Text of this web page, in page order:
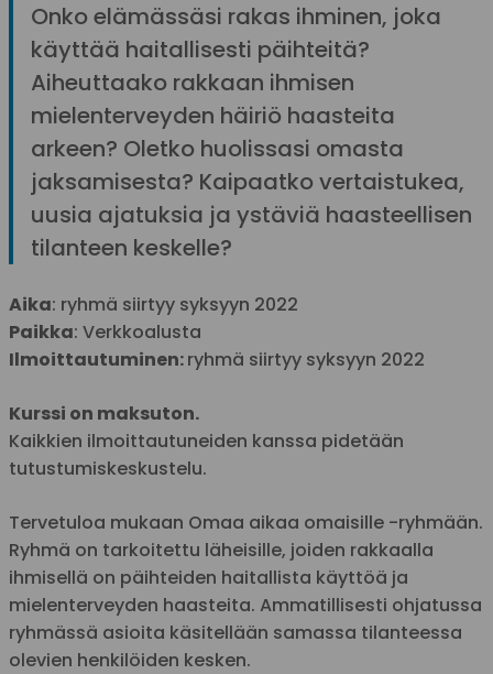
Onko elämässäsi rakas ihminen, joka
käyttää haitallisesti päihteitä?
Aiheuttaako rakkaan ihmisen
mielenterveyden häiriö haasteita
arkeen? Oletko huolissasi omasta
jaksamisesta? Kaipaatko vertaistukea,
uusia ajatuksia ja ystäviä haasteellisen
tilanteen keskelle?
Aika: ryhmä siirtyy syksyyn 2022
Paikka: Verkkoalusta
Ilmoittautuminen:ryhmä siirtyy syksyyn 2022
Kurssi on maksuton.
Kaikkien ilmoittautuneiden kanssa pidetään
tutustumiskeskustelu.
Tervetuloa mukaan Omaa aikaa omaisille -ryhmään.
Ryhmä on tarkoitettu läheisille, joiden rakkaalla
ihmisellä on päihteiden haitallista käyttöä ja
mielenterveyden haasteita. Ammatillisesti ohjatussa
ryhmässä asioita käsitellään samassa tilanteessa
olevien henkilöiden kesken.